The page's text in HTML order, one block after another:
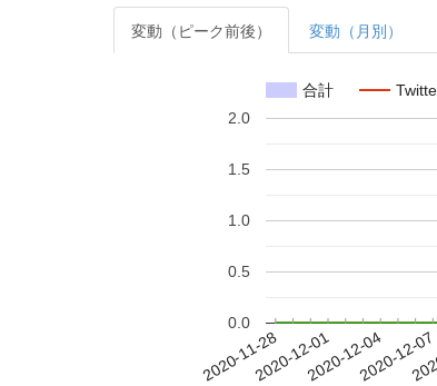
変動（ピーク前後） 変動（月別）
合計
2020-11-282020-12-012020-12-042020-12-07
0.0
0.5
1.0
1.5
2.0